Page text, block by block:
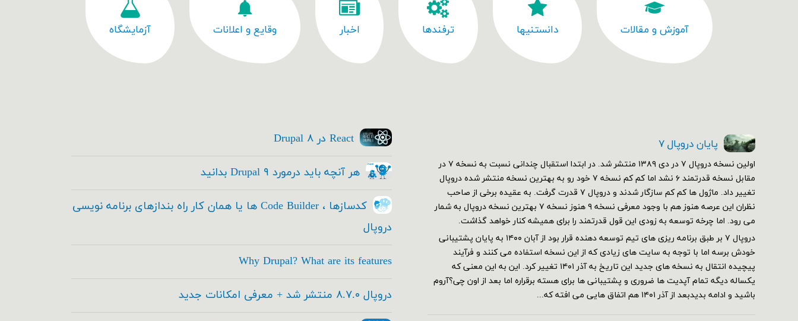
آموزش و مقالات دانستنیها ترفندها اخبار وقایع و اعلانات آزمایشگاه
پایان دروپال ۷
اولین نسخه دروپال ۷ در دی ۱۳۸۹ منتشر شد. در ابتدا استقبال چندانی نسبت به نسخه ۷ در
مقابل نسخه قدرتمند ۶ نشد اما کم کم نسخه ۷ خود رو به بهترین نسخه منتشر شده دروپال
تغییر داد. ماژول ها کم کم سازگار شدند و دروپال ۷ قدرت گرفت. به عقیده برخی از صاحب
نظران این عرصه هنوز هم با وجود معرفی نسخه ۹ هنوز نسخه ۷ بهترین نسخه دروپال به شمار
می رود. اما چرخه توسعه به زودی این قول قدرتمند را برای همیشه کنار خواهد گذاشت.
دروپال ۷ بر طبق برنامه ریزی های تیم توسعه دهنده قرار بود از آبان ۱۴۰۰ به پایان پشتیبانی
خودش برسه اما با توجه به سایت های زیادی که از این نسخه استفاده می کنند و فرآیند
پیچیده انتقال به نسخه های جدید این تاریخ به آذر ۱۴۰۱ تغییر کرد. این به این معنی که
یکساله دیگه تمام آپدیت ها ضروری و پشتیبانی ها برای هسته برقراره اما بعد از اون چی؟آروم
باشید و ادامه بدیدبعد از آذر ۱۴۰۱ هم اتفاق هایی می افته که...
React در Drupal ۸
هر آنچه باید درمورد Drupal ۹ بدانید
کدسازها ، Code Builder ها یا همان کار راه بندازهای برنامه نویسی
دروپال
Why Drupal? What are its features
دروپال ۸.۷.۰ منتشر شد + معرفی امکانات جدید